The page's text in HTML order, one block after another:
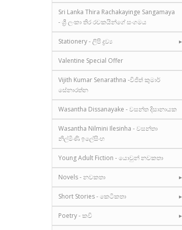
Sri Lanka Thira Rachakayinge Sangamaya
- ශ්‍රී ලංකා තිර රචකයින්ගේ සංගමය
Stationery - ලිපි ද්‍රව්‍ය
Valentine Special Offer
Vijith Kumar Senarathna -විජිත් කුමාර්
සේනාරත්න
Wasantha Dissanayake - වසන්ත දිසානායක
Wasantha Nilmini Ilesinha - වසන්තා
නිල්මිණි ඉලේසිංහ
Young Adult Fiction - යොවුන් නවකතා
Novels - නවකතා
Short Stories - කෙටිකතා
Poetry - කවි